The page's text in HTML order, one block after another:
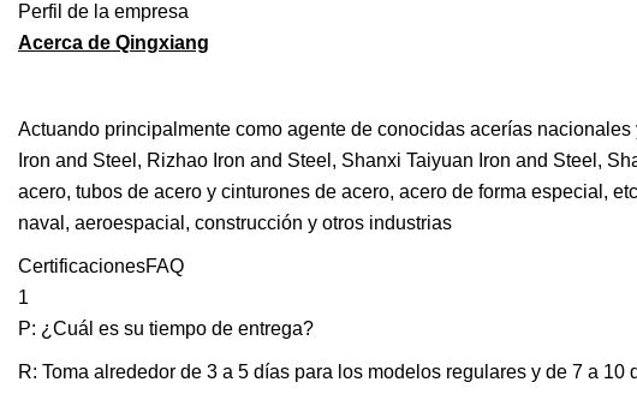
Perfil de la empresa
Acerca de Qingxiang
Actuando principalmente como agente de conocidas acerías
Iron and Steel, Rizhao Iron and Steel, Shanxi Taiyuan Iron and Steel,
acero, tubos de acero y cinturones de acero, acero de forma especial,
naval, aeroespacial, construcción y otros industrias
CertificacionesFAQ
1
P: ¿Cuál es su tiempo de entrega?
R: Toma alrededor de 3 a 5 días para los modelos regulares y de 7 a